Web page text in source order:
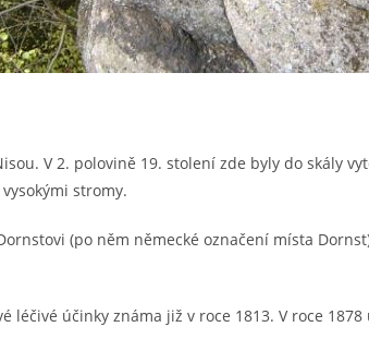
V 2. polovině 19. stolení zde byly do skály
stromy.
(po něm německé označení místa
účinky známa již v roce 1813. V roce